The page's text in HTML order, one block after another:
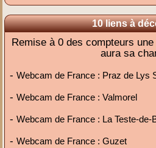
10 liens à
Remise à 0 des compteurs
aura sa
-Webcam de France : Praz de Lys
-Webcam de France : Valmorel
-Webcam de France : La Teste-de-
-Webcam de France : Guzet